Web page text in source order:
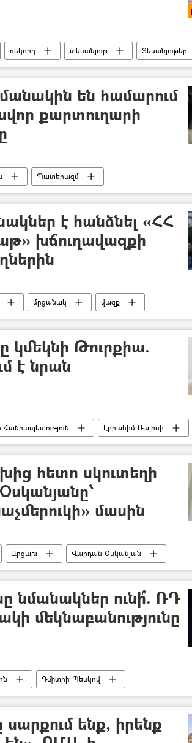
ռեկորդ տեսանյութ Տեսանյութեր
են համարում
քարտուղարի
Պատերազմ
է հանձնել «ՀՀ
խճուղավազքի
մրցանակ վազք
Թուրքիա.
է նրան
Էբրահիմ Ռայիսի
հետո սկուտեղի
մասին
Արցախ
Վարդան Օսկանյան
նմանակներ ունի՞. ՌԴ
մեկնաբանությունը
Դմիտրի Պեսկով
ենք, իրենք